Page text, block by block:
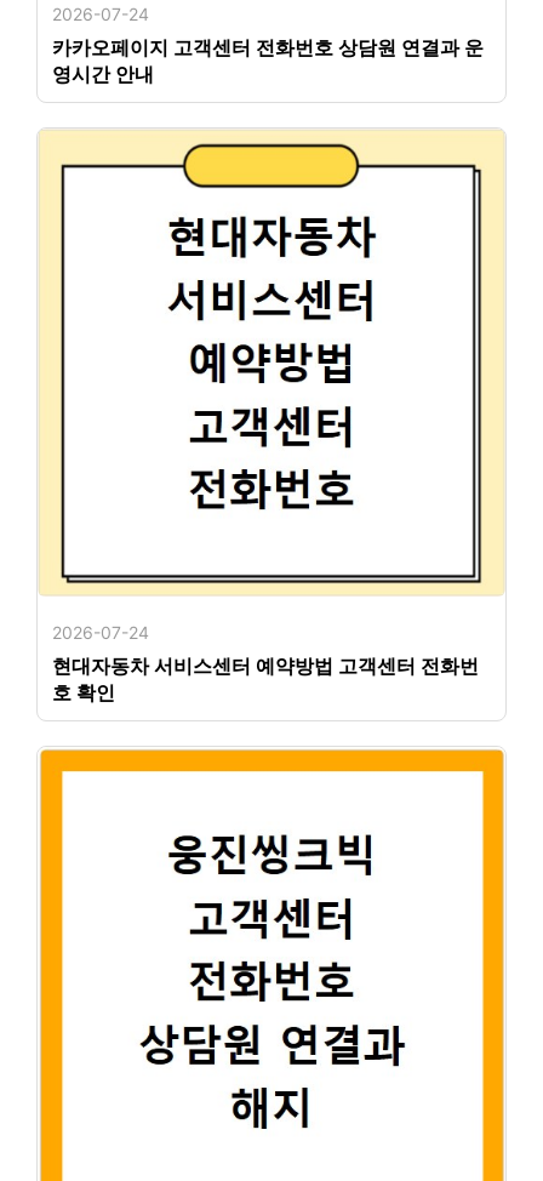
2026-07-24
카카오페이지 고객센터 전화번호 상담원 연결과 운
영시간 안내
2026-07-24
현대자동차 서비스센터 예약방법 고객센터 전화번
호 확인